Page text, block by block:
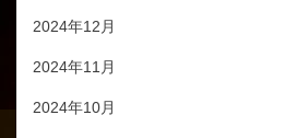
2024年12月
2024年11月
2024年10月